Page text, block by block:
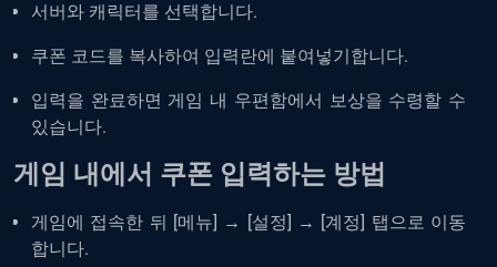
서버와 캐릭터를 선택합니다.
쿠폰 코드를 복사하여 입력란에 붙여넣기합니다.
입력을 완료하면 게임 내 우편함에서 보상을 수령할 수
있습니다.
게임 내에서 쿠폰 입력하는 방법
게임에 접속한 뒤 [메뉴] → [설정] → [계정] 탭으로 이동
합니다.